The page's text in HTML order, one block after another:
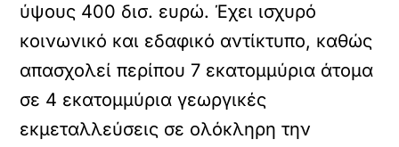
ύψους 400 δισ. ευρώ. Έχει ισχυρό
κοινωνικό και εδαφικό αντίκτυπο, καθώς
απασχολεί περίπου 7 εκατομμύρια άτομα
σε 4 εκατομμύρια γεωργικές
εκμεταλλεύσεις σε ολόκληρη την